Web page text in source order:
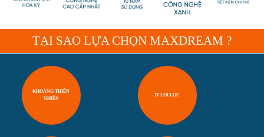
TẠI SAO LỰA CHỌN MAXDREAM ?
KHOÁNG THIÊN
NHIÊN
ÍT LÕI LỌC